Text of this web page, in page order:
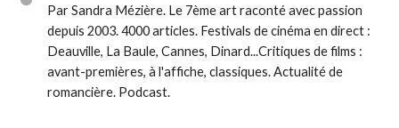
Par Sandra Mézière. Le 7ème art raconté avec passion
depuis 2003. 4000 articles. Festivals de cinéma en direct :
Deauville, La Baule, Cannes, Dinard...Critiques de films :
avant-premières, à l'affiche, classiques. Actualité de
romancière. Podcast.